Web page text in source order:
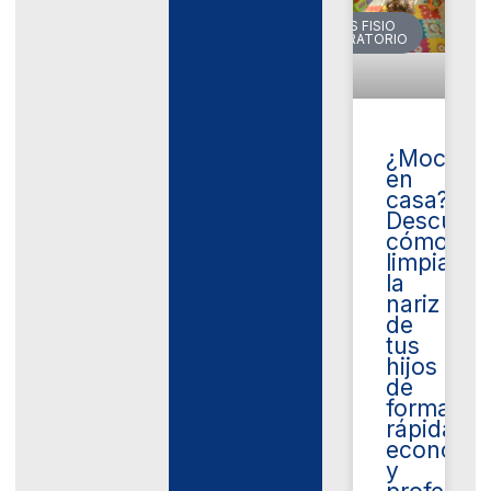
VARIOS FISIO
RESPIRATORIO
¿Mocos
en
casa?
Descubre
cómo
limpiar
la
nariz
de
tus
hijos
de
forma
rápida,
y